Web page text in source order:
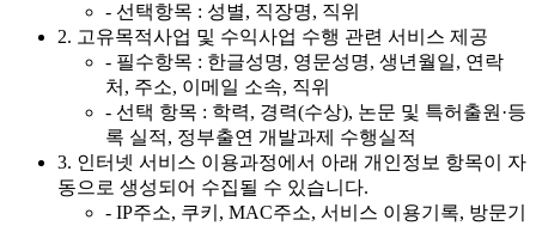
- 선택항목 : 성별, 직장명, 직위
2. 고유목적사업 및 수익사업 수행 관련 서비스 제공
- 필수항목 : 한글성명, 영문성명, 생년월일, 연락
처, 주소, 이메일 소속, 직위
- 선택 항목 : 학력, 경력(수상), 논문 및 특허출원·등
록 실적, 정부출연 개발과제 수행실적
3. 인터넷 서비스 이용과정에서 아래 개인정보 항목이 자
동으로 생성되어 수집될 수 있습니다.
- IP주소, 쿠키, MAC주소, 서비스 이용기록, 방문기